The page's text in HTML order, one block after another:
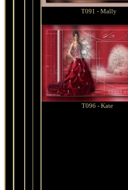
T091 - Mally
T096 - Kate